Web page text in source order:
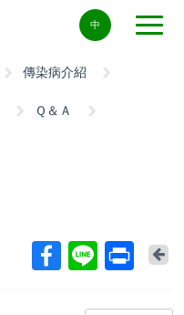
中
傳染病介紹
Ｑ＆Ａ